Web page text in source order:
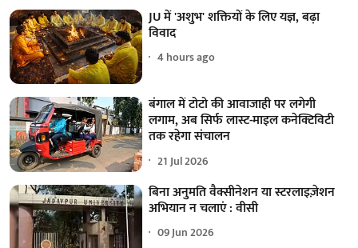
JU में 'अशुभ' शक्तियों के लिए यज्ञ, बढ़ा
विवाद
4 hours ago
बंगाल में टोटो की आवाजाही पर लगेगी
लगाम, अब सिर्फ लास्ट-माइल कनेक्टिविटी
तक रहेगा संचालन
21 Jul 2026
बिना अनुमति वैक्सीनेशन या स्टरलाइज़ेशन
अभियान न चलाएं : वीसी
09 Jun 2026